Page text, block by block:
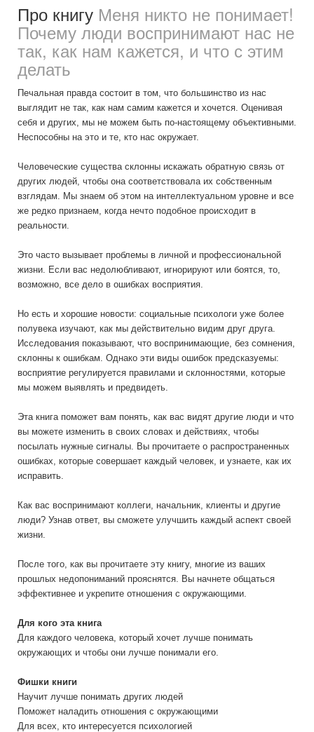
Про книгу Меня никто не понимает!
Почему люди воспринимают нас не
так, как нам кажется, и что с этим
делать
Печальная правда состоит в том, что большинство из нас
выглядит не так, как нам самим кажется и хочется. Оценивая
себя и других, мы не можем быть по-настоящему объективными.
Неспособны на это и те, кто нас окружает.
Человеческие существа склонны искажать обратную связь от
других людей, чтобы она соответствовала их собственным
взглядам. Мы знаем об этом на интеллектуальном уровне и все
же редко признаем, когда нечто подобное происходит в
реальности.
Это часто вызывает проблемы в личной и профессиональной
жизни. Если вас недолюбливают, игнорируют или боятся, то,
возможно, все дело в ошибках восприятия.
Но есть и хорошие новости: социальные психологи уже более
полувека изучают, как мы действительно видим друг друга.
Исследования показывают, что воспринимающие, без сомнения,
склонны к ошибкам. Однако эти виды ошибок предсказуемы:
восприятие регулируется правилами и склонностями, которые
мы можем выявлять и предвидеть.
Эта книга поможет вам понять, как вас видят другие люди и что
вы можете изменить в своих словах и действиях, чтобы
посылать нужные сигналы. Вы прочитаете о распространенных
ошибках, которые совершает каждый человек, и узнаете, как их
исправить.
Как вас воспринимают коллеги, начальник, клиенты и другие
люди? Узнав ответ, вы сможете улучшить каждый аспект своей
жизни.
После того, как вы прочитаете эту книгу, многие из ваших
прошлых недопониманий прояснятся. Вы начнете общаться
эффективнее и укрепите отношения с окружающими.
Для кого эта книга
Для каждого человека, который хочет лучше понимать
окружающих и чтобы они лучше понимали его.
Фишки книги
Научит лучше понимать других людей
Поможет наладить отношения с окружающими
Для всех, кто интересуется психологией